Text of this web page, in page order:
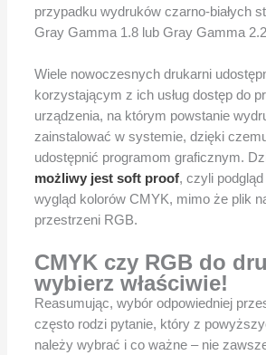
przypadku wydruków czarno-białych
Gray Gamma 1.8 lub Gray Gamma
Wiele nowoczesnych drukarni
korzystającym z ich usług dostęp do
urządzenia, na którym powstanie
zainstalować w systemie, dzięki
udostępnić programom graficznym.
możliwy jest soft proof, czyli
wygląd kolorów CMYK, mimo że plik
przestrzeni RGB.
CMYK czy RGB do
wybierz właściwie!
Reasumując, wybór odpowiedniej
często rodzi pytanie, który z
należy wybrać i co ważne – nie